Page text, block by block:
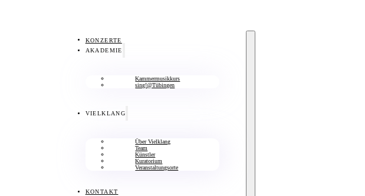
KONZERTE
AKADEMIE
Kammermusikkurs
sing!@Tübingen
VIELKLANG
Über Vielklang
Team
Künstler
Kuratorium
Veranstaltungsorte
KONTAKT